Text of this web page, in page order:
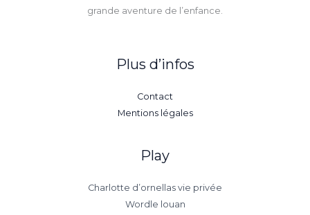
grande aventure de l’enfance.
Plus d’infos
Contact
Mentions légales
Play
Charlotte d’ornellas vie privée
Wordle louan